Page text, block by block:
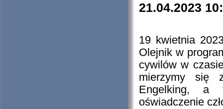
21.04.2023
19 kwietnia
Olejnik w
cywilów w
mierzymy się
Engelking, a
oświadczenie